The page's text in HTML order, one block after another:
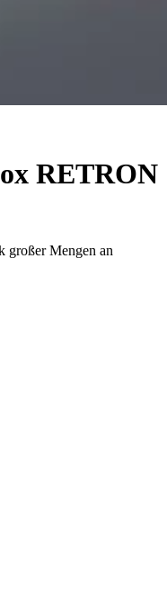
RETRON
großer Mengen an